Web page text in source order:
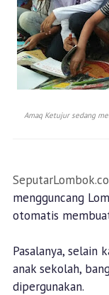
Amaq Ketujur sedang
mengguncang
otomatis
Pasalanya, selain
anak sekolah,
dipergunakan.